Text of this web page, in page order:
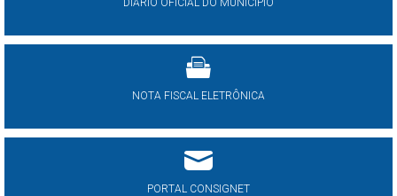
DIÁRIO OFICIAL DO MUNICÍPIO
NOTA FISCAL ELETRÔNICA
PORTAL CONSIGNET